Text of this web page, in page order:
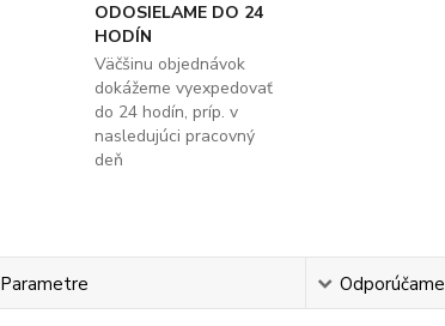
ODOSIELAME DO 24
HODÍN
Väčšinu objednávok
dokážeme vyexpedovať
do 24 hodín, príp. v
nasledujúci pracovný
deň
Parametre Odporúčame